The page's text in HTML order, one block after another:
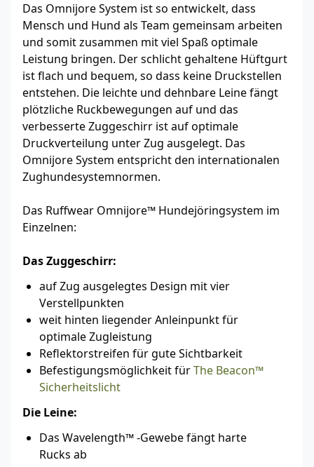
Das Omnijore System ist so entwickelt, dass
Mensch und Hund als Team gemeinsam arbeiten
und somit zusammen mit viel Spaß optimale
Leistung bringen. Der schlicht gehaltene Hüftgurt
ist flach und bequem, so dass keine Druckstellen
entstehen. Die leichte und dehnbare Leine fängt
plötzliche Ruckbewegungen auf und das
verbesserte Zuggeschirr ist auf optimale
Druckverteilung unter Zug ausgelegt. Das
Omnijore System entspricht den internationalen
Zughundesystemnormen.
Das Ruffwear Omnijore™ Hundejöringsystem im
Einzelnen:
Das Zuggeschirr:
auf Zug ausgelegtes Design mit vier
Verstellpunkten
weit hinten liegender Anleinpunkt für
optimale Zugleistung
Reflektorstreifen für gute Sichtbarkeit
Befestigungsmöglichkeit fürThe Beacon™
Sicherheitslicht
Die Leine:
Das Wavelength™ -Gewebe fängt harte
Rucks ab